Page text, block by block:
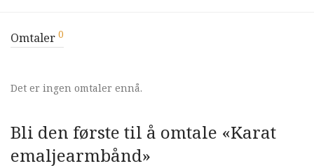
Omtaler 0
Det er ingen omtaler ennå.
Bli den første til å omtale «Karat
emaljearmbånd»